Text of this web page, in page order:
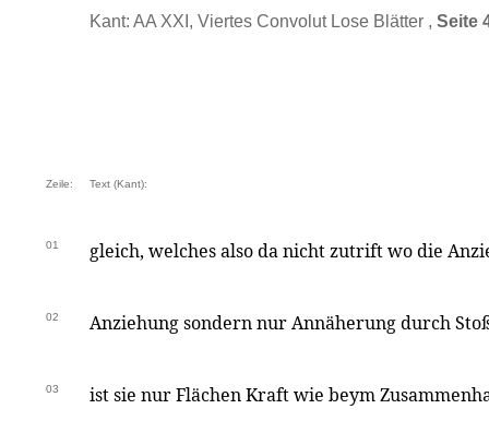
Kant: AA XXI, Viertes Convolut Lose Blätter , Seite
Zeile: Text (Kant):
01 gleich, welches also da nicht zutrift wo die
02 Anziehung sondern nur Annäherung durch
03 ist sie nur Flächen Kraft wie beym